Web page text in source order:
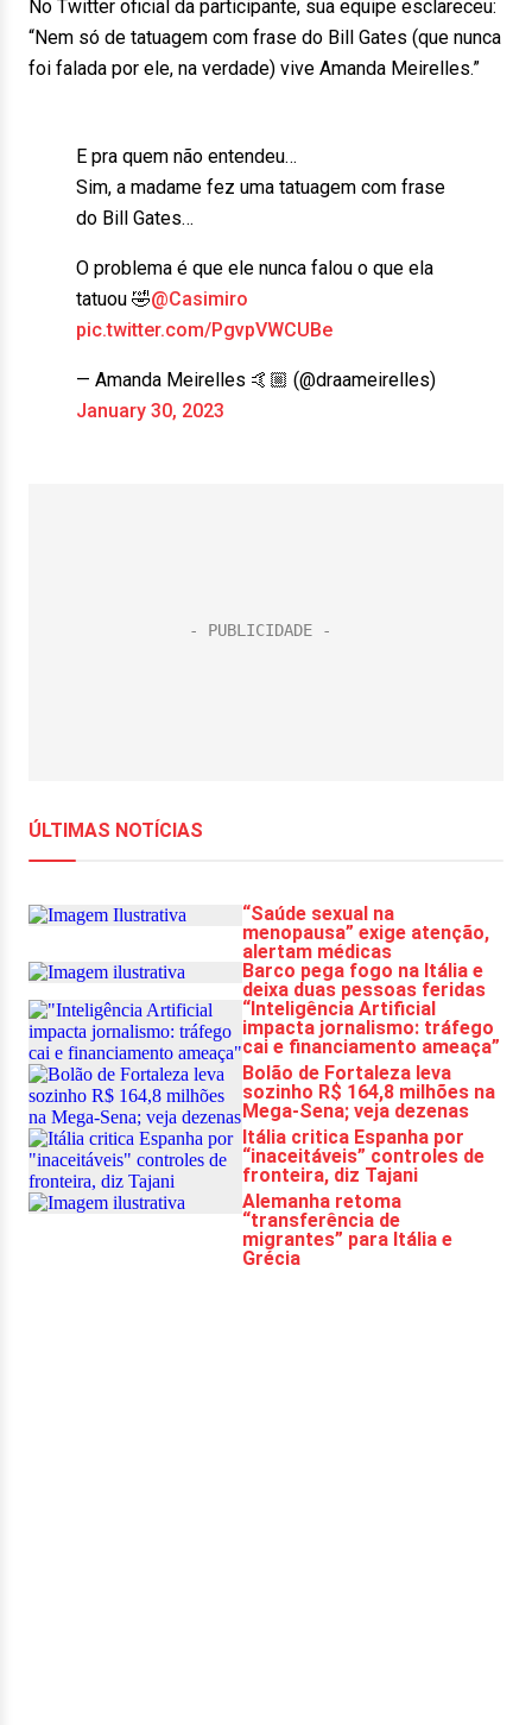
No Twitter oficial da participante, sua equipe esclareceu:
“Nem só de tatuagem com frase do Bill Gates (que nunca
foi falada por ele, na verdade) vive Amanda Meirelles.”
E pra quem não entendeu…
Sim, a madame fez uma tatuagem com frase
do Bill Gates…
O problema é que ele nunca falou o que ela
tatuou 🤣@Casimiro
pic.twitter.com/PgvpVWCUBe
— Amanda Meirelles 🤙🏼 (@draameirelles)
January 30, 2023